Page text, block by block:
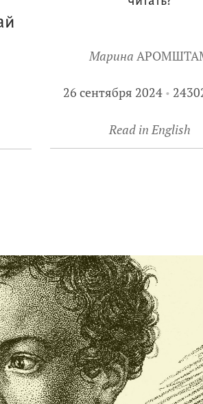
Марина
26 сентября 2024
Read in English